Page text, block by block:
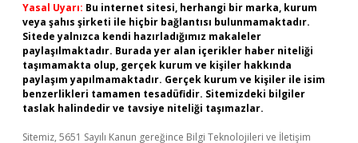
Yasal Uyarı: Bu internet sitesi, herhangi bir marka, kurum
veya şahıs şirketi ile hiçbir bağlantısı bulunmamaktadır.
Sitede yalnızca kendi hazırladığımız makaleler
paylaşılmaktadır. Burada yer alan içerikler haber niteliği
taşımamakta olup, gerçek kurum ve kişiler hakkında
paylaşım yapılmamaktadır. Gerçek kurum ve kişiler ile isim
benzerlikleri tamamen tesadüfidir. Sitemizdeki bilgiler
taslak halindedir ve tavsiye niteliği taşımazlar.
Sitemiz, 5651 Sayılı Kanun gereğince Bilgi Teknolojileri ve İletişim